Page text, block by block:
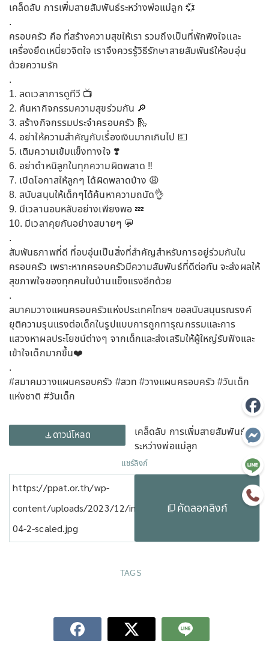
เคล็ดลับ การเพิ่มสายสัมพันธ์ระหว่างพ่อแม่ลูก 💞
.
ครอบครัว คือ ที่สร้างความสุขให้เรา รวมถึงเป็นที่พักพิงใจและ
เครื่องยึดเหนี่ยวจิตใจ เราจึงควรรู้วิธีรักษาสายสัมพันธ์ให้อบอุ่น
ด้วยความรัก
.
1. ลดเวลาการดูทีวี 📺
2. ค้นหากิจกรรมความสุขร่วมกัน 🔎
3. สร้างกิจกรรมประจำครอบครัว 🛝
4. อย่าให้ความสำคัญกับเรื่องเงินมากเกินไป 💵
5. เติมความเข้มแข็งทางใจ ❣️
6. อย่าตำหนิลูกในทุกความผิดพลาด ‼️
7. เปิดโอกาสให้ลูกๆ ได้ผิดพลาดบ้าง 😩
8. สนับสนุนให้เด็กๆได้ค้นหาความถนัด👌
9. มีเวลานอนหลับอย่างเพียงพอ 💤
10. มีเวลาคุยกันอย่างสบายๆ 💬
.
สัมพันธภาพที่ดี ที่อบอุ่นเป็นสิ่งที่สำคัญสำหรับการอยู่ร่วมกันใน
ครอบครัว เพราะหากครอบครัวมีความสัมพันธ์ที่ดีต่อกัน จะส่งผลให้
สุขภาพใจของทุกคนในบ้านแข็งแรงอีกด้วย
.
สมาคมวางแผนครอบครัวแห่งประเทศไทยฯ ขอสนับสนุนรณรงค์
ยุติความรุนแรงต่อเด็กในรูปแบบการถูกทารุณกรรมและการ
แสวงหาผลประโยชน์ต่างๆ จากเด็กและส่งเสริมให้ผู้ใหญ่รับฟังและ
เข้าใจเด็กมากขึ้น❤️
.
#สมาคมวางแผนครอบครัว #สวท #วางแผนครอบครัว #วันเด็ก
แห่งชาติ #วันเด็ก
ดาวน์โหลด
เคล็ดลับ การเพิ่มสายสัมพันธ์
ระหว่างพ่อแม่ลูก
แชร์ลิงก์
https://ppat.or.th/wp-
content/uploads/2023/12/info-
04-2-scaled.jpg
คัดลอกลิงก์
TAGS